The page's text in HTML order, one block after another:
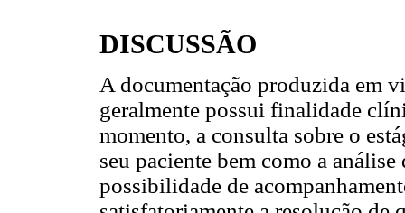
DISCUSSÃO
A documentação produzida em
geralmente possui finalidade
momento, a consulta sobre o
seu paciente bem como a
possibilidade de